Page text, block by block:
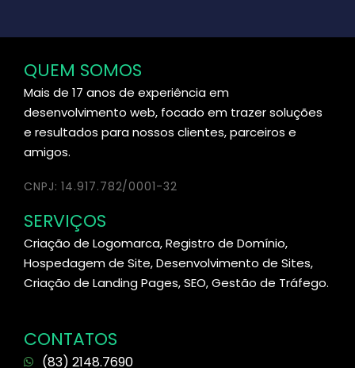
QUEM SOMOS
Mais de 17 anos de experiência em
desenvolvimento web, focado em trazer soluções
e resultados para nossos clientes, parceiros e
amigos.
CNPJ: 14.917.782/0001-32
SERVIÇOS
Criação de Logomarca, Registro de Domínio,
Hospedagem de Site, Desenvolvimento de Sites,
Criação de Landing Pages, SEO, Gestão de Tráfego.
CONTATOS
(83) 2148.7690